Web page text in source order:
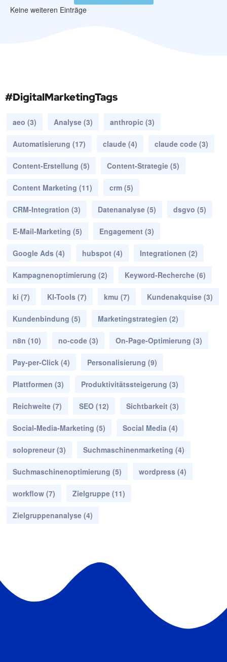
Keine weiteren Einträge
#DigitalMarketingTags
aeo (3) Analyse (3) anthropic (3)
Automatisierung (17) claude (4) claude code (3)
Content-Erstellung (5) Content-Strategie (5)
Content Marketing (11) crm (5)
CRM-Integration (3) Datenanalyse (5) dsgvo (5)
E-Mail-Marketing (5) Engagement (3)
Google Ads (4) hubspot (4) Integrationen (2)
Kampagnenoptimierung (2) Keyword-Recherche (6)
ki (7) KI-Tools (7) kmu (7) Kundenakquise (3)
Kundenbindung (5) Marketingstrategien (2)
n8n (10) no-code (3) On-Page-Optimierung (3)
Pay-per-Click (4) Personalisierung (9)
Plattformen (3) Produktivitätssteigerung (3)
Reichweite (7) SEO (12) Sichtbarkeit (3)
Social-Media-Marketing (5) Social Media (4)
solopreneur (3) Suchmaschinenmarketing (4)
Suchmaschinenoptimierung (5) wordpress (4)
workflow (7) Zielgruppe (11)
Zielgruppenanalyse (4)